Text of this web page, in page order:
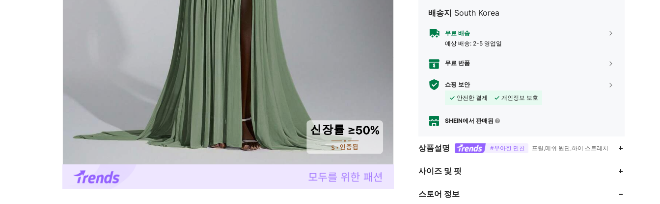
배송지 South Korea
무료 배송
예상 배송: 2-5 영업일
무료 반품
쇼핑 보안
안전한 결제
개인정보 보호
SHEIN에서 판매됨
상품설명 #우아한 만찬 프릴,메쉬 원단,하이 스트레치
사이즈 및 핏
스토어 정보
4.79
4.79